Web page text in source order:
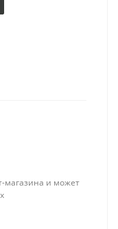
магазина и может